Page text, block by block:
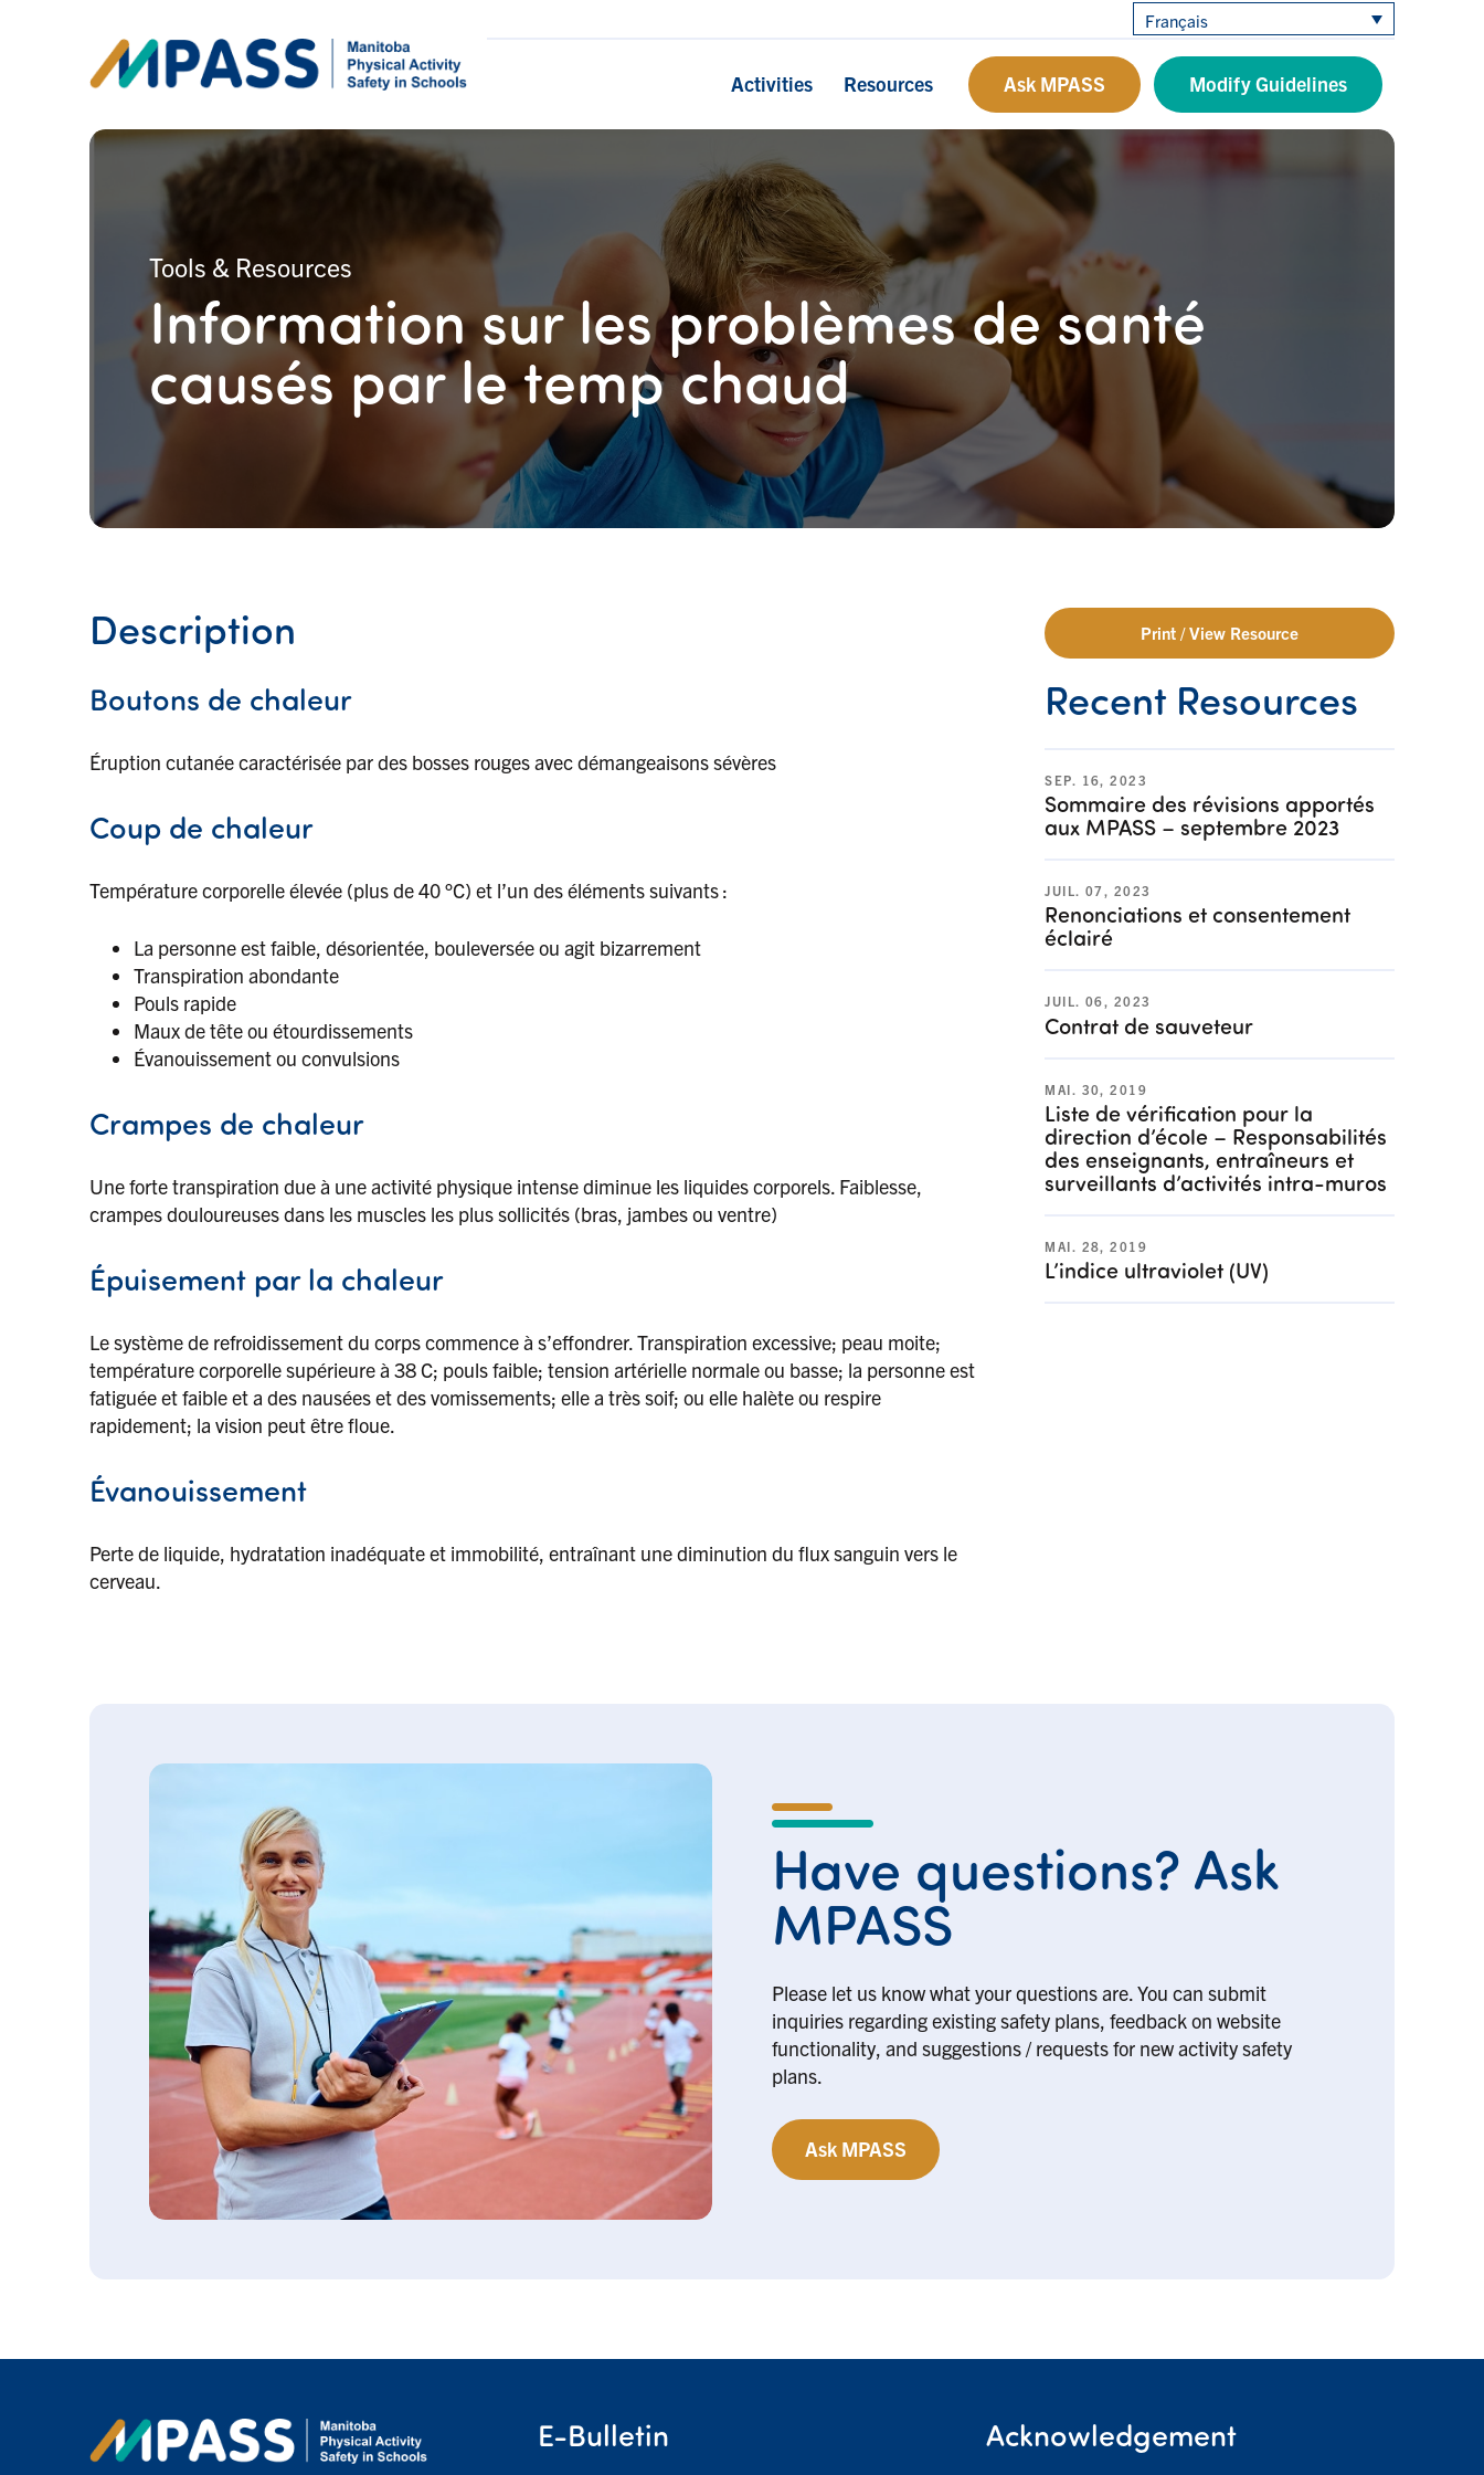
Français
Activities Resources Ask MPASS Modify Guidelines
Tools & Resources
Information sur les problèmes de santé
causés par le temp chaud
Description
Boutons de chaleur
Éruption cutanée caractérisée par des bosses rouges avec démangeaisons sévères
Coup de chaleur
Température corporelle élevée (plus de 40 °C) et l’un des éléments suivants :
La personne est faible, désorientée, bouleversée ou agit bizarrement
Transpiration abondante
Pouls rapide
Maux de tête ou étourdissements
Évanouissement ou convulsions
Crampes de chaleur
Une forte transpiration due à une activité physique intense diminue les liquides corporels. Faiblesse,
crampes douloureuses dans les muscles les plus sollicités (bras, jambes ou ventre)
Épuisement par la chaleur
Le système de refroidissement du corps commence à s’effondrer. Transpiration excessive; peau moite;
température corporelle supérieure à 38 C; pouls faible; tension artérielle normale ou basse; la personne est
fatiguée et faible et a des nausées et des vomissements; elle a très soif; ou elle halète ou respire
rapidement; la vision peut être floue.
Évanouissement
Perte de liquide, hydratation inadéquate et immobilité, entraînant une diminution du flux sanguin vers le
cerveau.
Print / View Resource
Recent Resources
SEP. 16, 2023
Sommaire des révisions apportés
aux MPASS – septembre 2023
JUIL. 07, 2023
Renonciations et consentement
éclairé
JUIL. 06, 2023
Contrat de sauveteur
MAI. 30, 2019
Liste de vérification pour la
direction d’école – Responsabilités
des enseignants, entraîneurs et
surveillants d’activités intra-muros
MAI. 28, 2019
L’indice ultraviolet (UV)
Have questions? Ask
MPASS
Please let us know what your questions are. You can submit
inquiries regarding existing safety plans, feedback on website
functionality, and suggestions / requests for new activity safety
plans.
Ask MPASS
E-Bulletin Acknowledgement